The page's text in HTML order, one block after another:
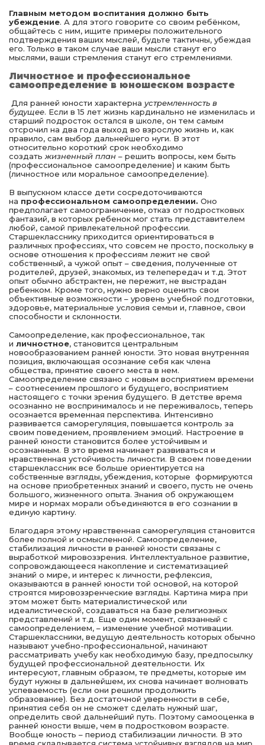
Главным методом воспитания должно быть
убеждение. А для этого говорите со своим ребёнком,
общайтесь с ним, ищите примеры положительного
подтверждения ваших мыслей, будьте тактичны, убеждая
его. Только в таком случае ваши мысли станут его
мыслями, ваши стремления станут его стремлениями.
Личностное и профессиональное
самоопределениев юношеском возрасте
Для ранней юности характерна устремленность в
будущее. Если в 15 лет жизнь кардинально не изменилась и
старший подросток остался в школе, он тем самым
отсрочил на два года выход во взрослую жизнь и, как
правило, сам выбор дальнейшего нуги. В этот
относительно короткий срок необходимо
создать жизненный план – решить вопросы, кем быть
(профессиональное самоопределение) и каким быть
(личностное или моральное самоопределение).
В выпускном классе дети сосредоточиваются
на профессиональном самоопределении. Оно
предполагает самоограничение, отказ от подростковых
фантазий, в которых ребенок мог стать представителем
любой, самой привлекательной профессии.
Старшекласснику приходится ориентироваться в
различных профессиях, что совсем не просто, поскольку в
основе отношения к профессиям лежит не свой
собственный, а чужой опыт – сведения, полученные от
родителей, друзей, знакомых, из телепередач и т.д. Этот
опыт обычно абстрактен, не пережит, не выстрадан
ребенком. Кроме того, нужно верно оценить свои
объективные возможности – уровень учебной подготовки,
здоровье, материальные условия семьи и, главное, свои
способности и склонности.
Самоопределение, как профессиональное, так
и личностное, становится центральным
новообразованием ранней юности. Это новая внутренняя
позиция, включающая осознание себя как члена
общества, принятие своего места в нем.
Самоопределение связано с новым восприятием времени
– соотнесением прошлого и будущего, восприятием
настоящего с точки зрения будущего. В детстве время
осознанно не воспринималось и не переживалось, теперь
осознается временная перспектива. Интенсивно
развивается саморегуляция, повышается контроль за
своим поведением, проявлением эмоций. Настроение в
ранней юности становится более устойчивым и
осознанным. В это время начинает развиваться и
нравственная устойчивость личности. В своем поведении
старшеклассник все больше ориентируется на
собственные взгляды, убеждения, которые формируются
на основе приобретенных знаний и своего, пусть не очень
большого, жизненного опыта. Знания об окружающем
мире и нормах морали объединяются в его сознании в
единую картину.
Благодаря этому нравственная саморегуляция становится
более полной и осмысленной. Самоопределение,
стабилизация личности в ранней юности связаны с
выработкой мировоззрения. Интеллектуальное развитие,
сопровождающееся накопление и систематизацией
знаний о мире, и интерес к личности, рефлексия,
оказываются в ранней юности той основой, на которой
строятся мировоззренческие взгляды. Картина мира при
этом может быть материалистической или
идеалистической, создаваться на базе религиозных
представлений и т.д. Еще один момент, связанный с
самоопределением, – изменение учебной мотивации.
Старшеклассники, ведущую деятельность которых обычно
называют учебно-профессиональной, начинают
рассматривать учебу как необходимую базу, предпосылку
будущей профессиональной деятельности. Их
интересуют, главным образом, те предметы, которые им
будут нужны в дальнейшем, их снова начинает волновать
успеваемость (если они решили продолжить
образование). Без достаточной уверенности в себе,
принятия себя он не сможет сделать нужный шаг,
определить свой дальнейший путь. Поэтому самооценка в
ранней юности выше, чем в подростковом возрасте.
Вообще юность – период стабилизации личности. В это